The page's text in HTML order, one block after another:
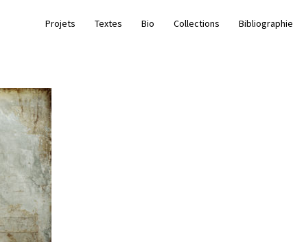
Projets Textes Bio Collections Bibliographie